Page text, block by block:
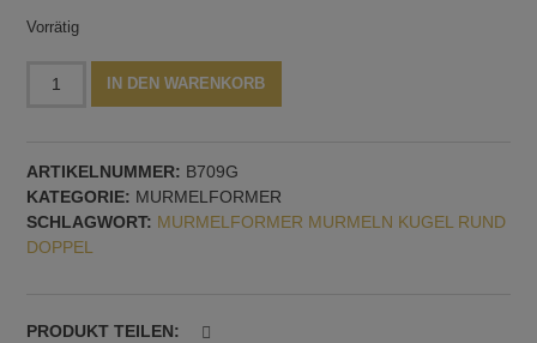
Vorrätig
Halbkugeln:
60
und
50
IN DEN WARENKORB
ARTIKELNUMMER: B709G
KATEGORIE: MURMELFORMER
SCHLAGWORT: MURMELFORMER MURMELN KUGEL RUND
DOPPEL
PRODUKT TEILEN: